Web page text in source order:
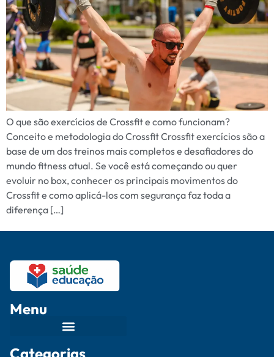
O que são exercícios de Crossfit e como funcionam?
Conceito e metodologia do Crossfit Crossfit exercícios são a
base de um dos treinos mais completos e desafiadores do
mundo fitness atual. Se você está começando ou quer
evoluir no box, conhecer os principais movimentos do
Crossfit e como aplicá-los com segurança faz toda a
diferença […]
Menu